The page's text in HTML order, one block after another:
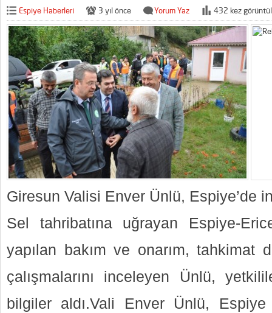
Espiye Haberleri 3 yıl önce Yorum Yaz 432 kez
Giresun Valisi Enver Ünlü, Espiye’de
Sel tahribatına uğrayan Espiye-
yapılan bakım ve onarım, tahkimat
çalışmalarını inceleyen Ünlü,
bilgiler aldı.Vali Enver Ünlü,